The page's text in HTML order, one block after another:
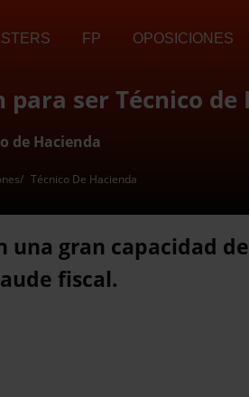
FP OPOSICIONES
ser Técnico de
de Hacienda
Técnico De Hacienda
una gran capacidad de
fiscal.